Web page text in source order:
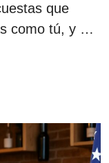
que
como tú, y …